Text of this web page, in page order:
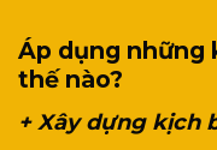
Áp dụng những
thế nào?
+ Xây dựng kịch